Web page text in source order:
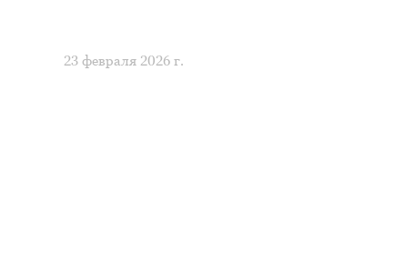
23 февраля 2026 г.